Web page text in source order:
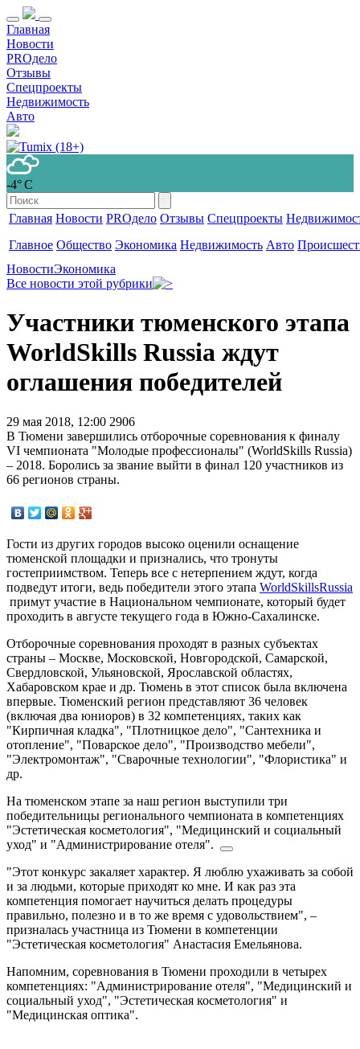
Главная
Новости
PROдело
Отзывы
Спецпроекты
Недвижимость
Авто
-4° С
Главная Новости PROдело Отзывы Спецпроекты
Главное Общество Экономика Недвижимость Авто
НовостиЭкономика
Все новости этой рубрики
Участники тюменского этапа
WorldSkills Russia ждут
оглашения победителей
29 мая 2018, 12:00 2906
В Тюмени завершились отборочные соревнования к финалу
VI чемпионата "Молодые профессионалы" (WorldSkills Russia)
– 2018. Боролись за звание выйти в финал 120 участников из
66 регионов страны.
Гости из других городов высоко оценили оснащение
тюменской площадки и признались, что тронуты
гостеприимством. Теперь все с нетерпением ждут, когда
подведут итоги, ведь победители этого этапа WorldSkillsRussia
примут участие в Национальном чемпионате, который будет
проходить в августе текущего года в Южно-Сахалинске.
Отборочные соревнования проходят в разных субъектах
страны – Москве, Московской, Новгородской, Самарской,
Свердловской, Ульяновской, Ярославской областях,
Хабаровском крае и др. Тюмень в этот список была включена
впервые. Тюменский регион представляют 36 человек
(включая два юниоров) в 32 компетенциях, таких как
"Кирпичная кладка", "Плотницкое дело", "Сантехника и
отопление", "Поварское дело", "Производство мебели",
"Электромонтаж", "Сварочные технологии", "Флористика" и
др.
На тюменском этапе за наш регион выступили три
победительницы регионального чемпионата в компетенциях
"Эстетическая косметология", "Медицинский и социальный
уход" и "Администрирование отеля".
"Этот конкурс закаляет характер. Я люблю ухаживать за собой
и за людьми, которые приходят ко мне. И как раз эта
компетенция помогает научиться делать процедуры
правильно, полезно и в то же время с удовольствием", –
призналась участница из Тюмени в компетенции
"Эстетическая косметология" Анастасия Емельянова.
Напомним, соревнования в Тюмени проходили в четырех
компетенциях: "Администрирование отеля", "Медицинский и
социальный уход", "Эстетическая косметология" и
"Медицинская оптика".